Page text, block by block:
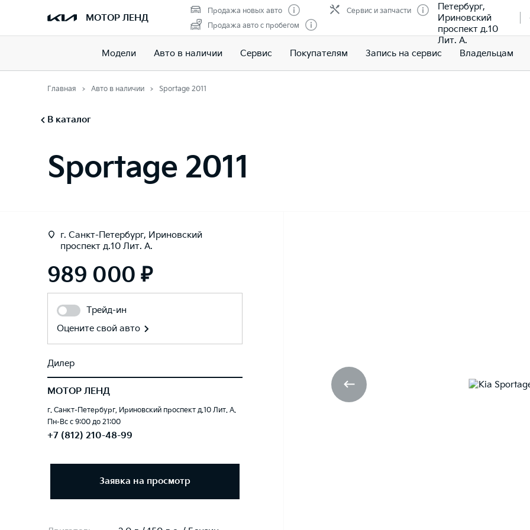
МОТОР ЛЕНД
Продажа новых авто
Продажа авто с пробегом
Сервис и запчасти
Петербург,
Ириновский
проспект д.10
Лит. А.
Модели Авто в наличии Сервис Покупателям Запись на сервис Владельцам
Главная Авто в наличии Sportage 2011
В каталог
Sportage 2011
г. Санкт-Петербург, Ириновский
проспект д.10 Лит. А.
989 000 ₽
Трейд-ин
Оцените свой авто
Дилер
МОТОР ЛЕНД
г. Санкт-Петербург, Ириновский проспект д.10 Лит. А.
Пн-Вс с 9:00 до 21:00
+7 (812) 210-48-99
Заявка на просмотр